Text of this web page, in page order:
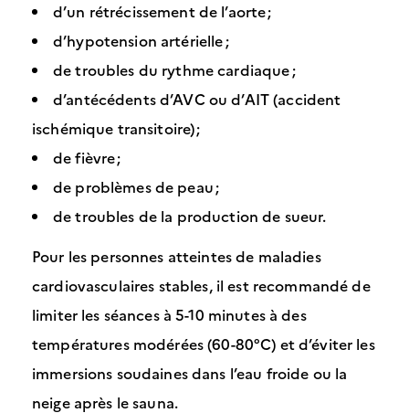
d’un rétrécissement de l’aorte ;
d’hypotension artérielle ;
de troubles du rythme cardiaque ;
d’antécédents d’AVC ou d’AIT (accident
ischémique transitoire) ;
de fièvre ;
de problèmes de peau ;
de troubles de la production de sueur.
Pour les personnes atteintes de maladies
cardiovasculaires stables, il est recommandé de
limiter les séances à 5-10 minutes à des
températures modérées (60-80°C) et d’éviter les
immersions soudaines dans l’eau froide ou la
neige après le sauna.